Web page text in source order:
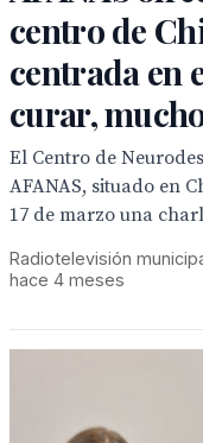
centro de
centrada en
curar,
El Centro de
AFANAS, situado en
17 de marzo una
Radiotelevisión
hace 4 meses